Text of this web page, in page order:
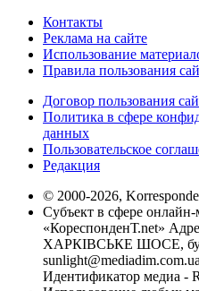
Контакты
Реклама на сайте
Использование
Правила пользования
Договор пользования
Политика в сфере
данных
Пользовательское
Редакция
© 2000-2026,
Субъект в сфере
«КореспонденТ.net»
ХАРКІВСЬКЕ ШОСЕ,
sunlight@mediadim.com.ua
Идентификатор медиа -